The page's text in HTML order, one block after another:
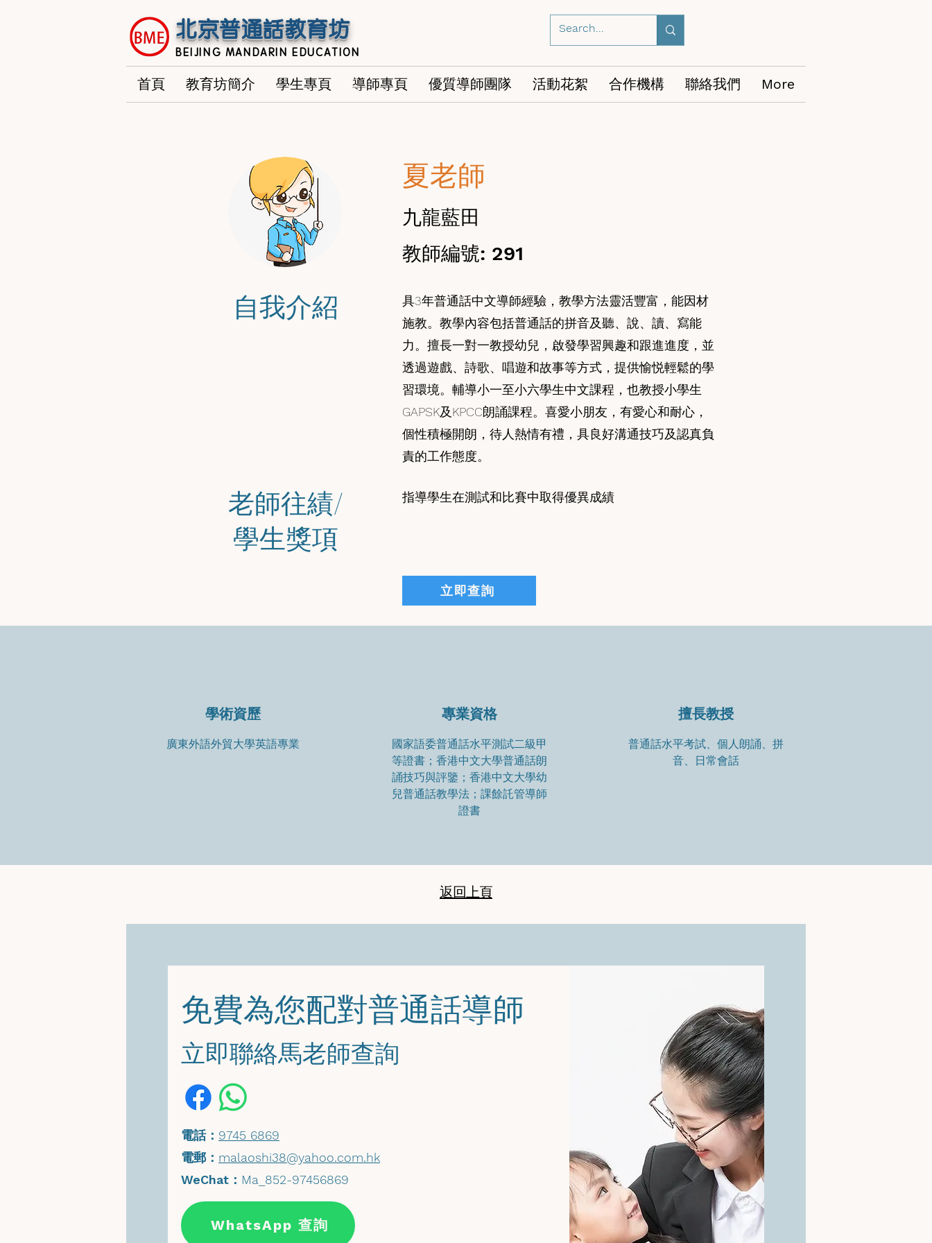
北京普通話教育坊
BEIJING MANDARIN EDUCATION
首頁 教育坊簡介 學生專頁 導師專頁 優質導師團隊 活動花絮 合作機構 聯絡我們 More
自我介紹
老師往績/
學生獎項
夏老師
九龍藍田
教師編號: 291
具3年普通話中文導師經驗，教學方法靈活豐富，能因材
施教。教學內容包括普通話的拼音及聽、說、讀、寫能
力。擅長一對一教授幼兒，啟發學習興趣和跟進進度，並
透過遊戲、詩歌、唱遊和故事等方式，提供愉悦輕鬆的學
習環境。輔導小一至小六學生中文課程，也教授小學生
GAPSK及KPCC朗誦課程。喜愛小朋友，有愛心和耐心，
個性積極開朗，待人熱情有禮，具良好溝通技巧及認真負
責的工作態度。
指導學生在測試和比賽中取得優異成績
立即查詢
學術資歷
廣東外語外貿大學英語專業
專業資格
國家語委普通話水平測試二級甲
等證書；香港中文大學普通話朗
誦技巧與評鑒；香港中文大學幼
兒普通話教學法；課餘託管導師
證書
擅長教授
普通話水平考試、個人朗誦、拼
音、日常會話
返回上頁
​免費為您配對普通話導師
​立即聯絡馬老師查詢
​電話： 9745 6869
​電郵： malaoshi38@yahoo.com.hk
WeChat ： Ma_852-97456869
WhatsApp 查詢